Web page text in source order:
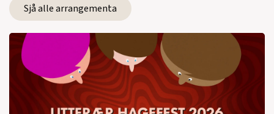
Sjå alle arrangementa